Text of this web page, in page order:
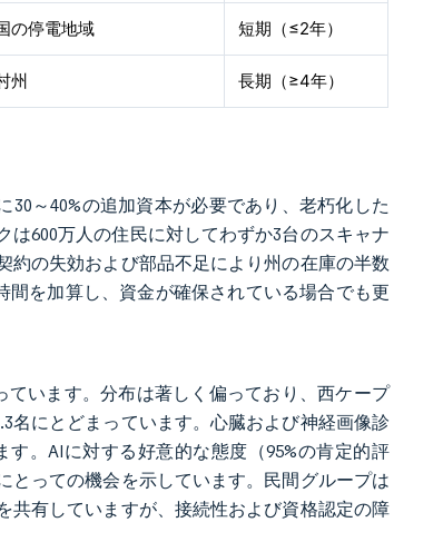
の停電地域 短期（≤2年）
州 長期（≥4年）
～40%の追加資本が必要であり、老朽化した
600万人の住民に対してわずか3台のスキャナ
約の失効および部品不足により州の在庫の半数
間を加算し、資金が確保されている場合でも更
います。分布は著しく偏っており、西ケープ
名にとどまっています。心臓および神経画像診
。AIに対する好意的な態度（95%の肯定的評
っての機会を示しています。民間グループは
共有していますが、接続性および資格認定の障